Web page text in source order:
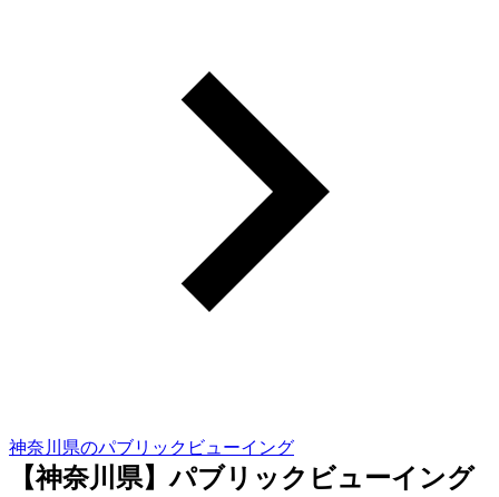
神奈川県のパブリックビューイング
【神奈川県】パブリックビューイング